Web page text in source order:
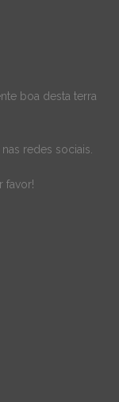
boa desta terra
redes sociais.
favor!